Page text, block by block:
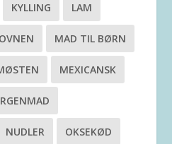
KYLLING LAM
MAD TIL BØRN
MEXICANSK
NUDLER OKSEKØD